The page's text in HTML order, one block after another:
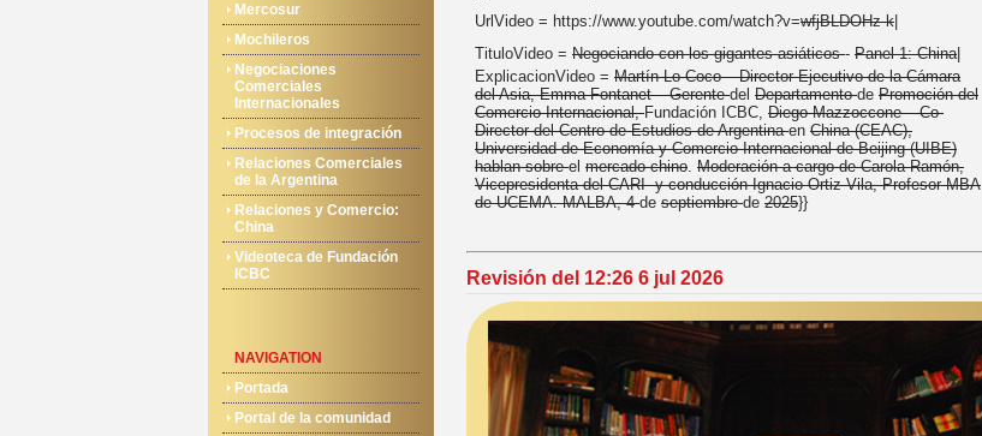
Mercosur
Mochileros
Negociaciones
Comerciales
Internacionales
Procesos de integración
Relaciones Comerciales
de la Argentina
Relaciones y Comercio:
China
Videoteca de Fundación
ICBC
NAVIGATION
Portada
Portal de la comunidad
UrlVideo = https://www.youtube.com/watch?v=wfjBLDOHz-k
TituloVideo = Negociando con los gigantes asiáticos- Panel 1: China|
ExplicacionVideo = Martín Lo Coco – Director Ejecutivo de la Cámara
del Asia, Emma Fontanet – Gerentedel Departamentode Promoción del
Comercio Internacional,Fundación ICBC, Diego Mazzoccone – Co-
Director del Centro de Estudios de Argentinaen China (CEAC),
Universidad de Economía y Comercio Internacional de Beijing (UIBE)
hablan sobreel mercado chino. Moderación a cargo de Carola Ramón,
Vicepresidenta del CARI y conducción Ignacio Ortiz Vila, Profesor MBA
de UCEMA. MALBA, 4de septiembrede 2025}}
Revisión del 12:26 6 jul 2026